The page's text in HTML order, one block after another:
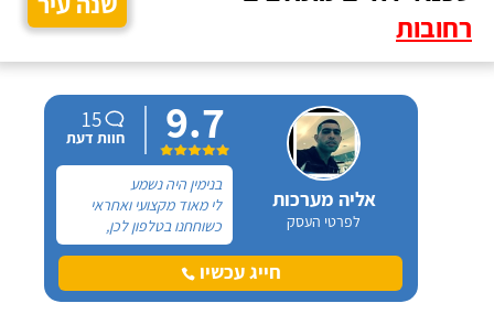
רחובות
אליה מערכות
לפרטי העסק
9.7
15
חוות דעת
בנימין היה נשמע
לי מאוד מקצועי ואחראי
כשוחחנו בטלפון לכן,
הזמנתי אותו להחלפת דוד
שמש וקולטים בבניין בו אני
גרה והוא אכן נתן שירות
חייג עכשיו